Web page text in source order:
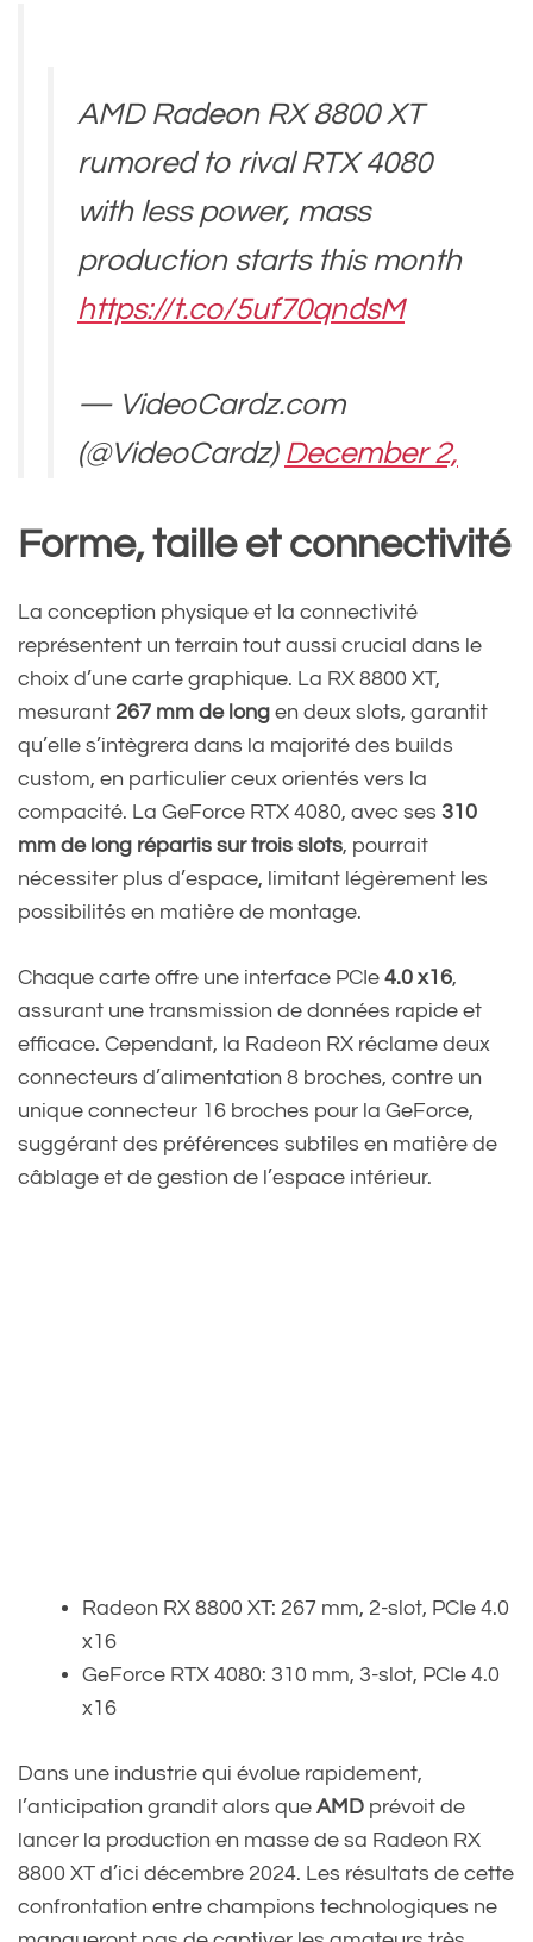
AMD Radeon RX 8800 XT
rumored to rival RTX 4080
with less power, mass
production starts this month
https://t.co/5uf70qndsM
— VideoCardz.com
(@VideoCardz) December 2,
Forme, taille et connectivité
La conception physique et la connectivité
représentent un terrain tout aussi crucial dans le
choix d’une carte graphique. La RX 8800 XT,
mesurant 267 mm de long en deux slots, garantit
qu’elle s’intègrera dans la majorité des builds
custom, en particulier ceux orientés vers la
compacité. La GeForce RTX 4080, avec ses 310
mm de long répartis sur trois slots, pourrait
nécessiter plus d’espace, limitant légèrement les
possibilités en matière de montage.
Chaque carte offre une interface PCIe 4.0 x16,
assurant une transmission de données rapide et
efficace. Cependant, la Radeon RX réclame deux
connecteurs d’alimentation 8 broches, contre un
unique connecteur 16 broches pour la GeForce,
suggérant des préférences subtiles en matière de
câblage et de gestion de l’espace intérieur.
Radeon RX 8800 XT: 267 mm, 2-slot, PCIe 4.0
x16
GeForce RTX 4080: 310 mm, 3-slot, PCIe 4.0
x16
Dans une industrie qui évolue rapidement,
l’anticipation grandit alors que AMD prévoit de
lancer la production en masse de sa Radeon RX
8800 XT d’ici décembre 2024. Les résultats de cette
confrontation entre champions technologiques ne